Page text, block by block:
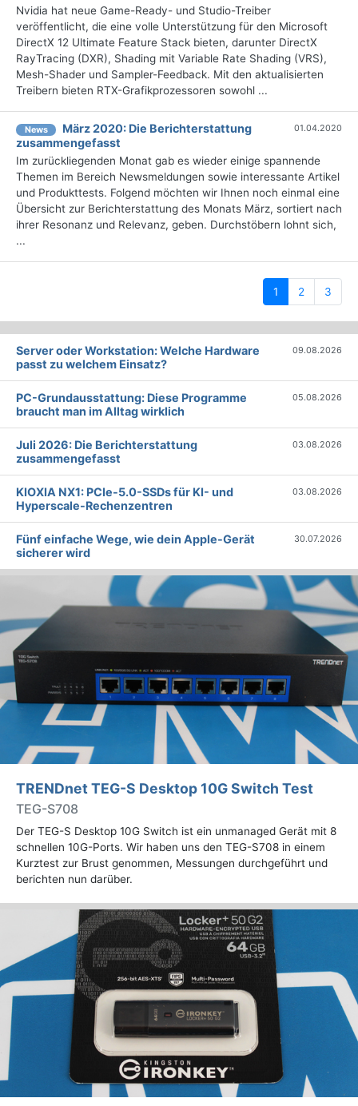
Nvidia hat neue Game-Ready- und Studio-Treiber
veröffentlicht, die eine volle Unterstützung für den Microsoft
DirectX 12 Ultimate Feature Stack bieten, darunter DirectX
RayTracing (DXR), Shading mit Variable Rate Shading (VRS),
Mesh-Shader und Sampler-Feedback. Mit den aktualisierten
Treibern bieten RTX-Grafikprozessoren sowohl ...
News
März 2020: Die Berichterstattung
zusammengefasst
01.04.2020
Im zurückliegenden Monat gab es wieder einige spannende
Themen im Bereich Newsmeldungen sowie interessante Artikel
und Produkttests. Folgend möchten wir Ihnen noch einmal eine
Übersicht zur Berichterstattung des Monats März, sortiert nach
ihrer Resonanz und Relevanz, geben. Durchstöbern lohnt sich,
...
1 (current)
2 3
Server oder Workstation: Welche Hardware
passt zu welchem Einsatz?
09.08.2026
PC-Grundausstattung: Diese Programme
braucht man im Alltag wirklich
05.08.2026
Juli 2026: Die Bericht­erstattung
zusammengefasst
03.08.2026
KIOXIA NX1: PCIe-5.0-SSDs für KI- und
Hyperscale-Rechenzentren
03.08.2026
Fünf einfache Wege, wie dein Apple-Gerät
sicherer wird
30.07.2026
TRENDnet TEG-S Desktop 10G Switch Test
TEG-S708
Der TEG-S Desktop 10G Switch ist ein unmanaged Gerät mit 8
schnellen 10G-Ports. Wir haben uns den TEG-S708 in einem
Kurztest zur Brust genommen, Messungen durchgeführt und
berichten nun darüber.